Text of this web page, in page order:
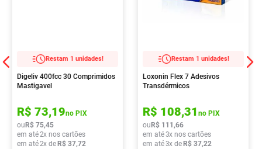
Restam 1 unidades!
Digeliv 400fcc 30 Comprimidos
Mastigavel
R$ 73,19no PIX
ou R$ 75,45
em até2x nos cartões
em até2x de R$ 37,72
Restam 1 unidades!
Loxonin Flex 7 Adesivos
Transdérmicos
R$ 108,31 no PIX
ou R$ 111 ,66
em até3x nos cartões
em até3x de R$ 37,22